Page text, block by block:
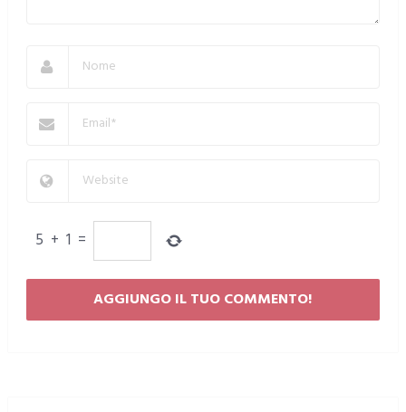
5 + 1 =